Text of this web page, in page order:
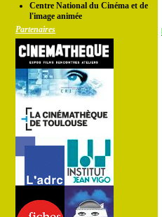
Centre National du Cinéma et de
l'image animée
Partenaires